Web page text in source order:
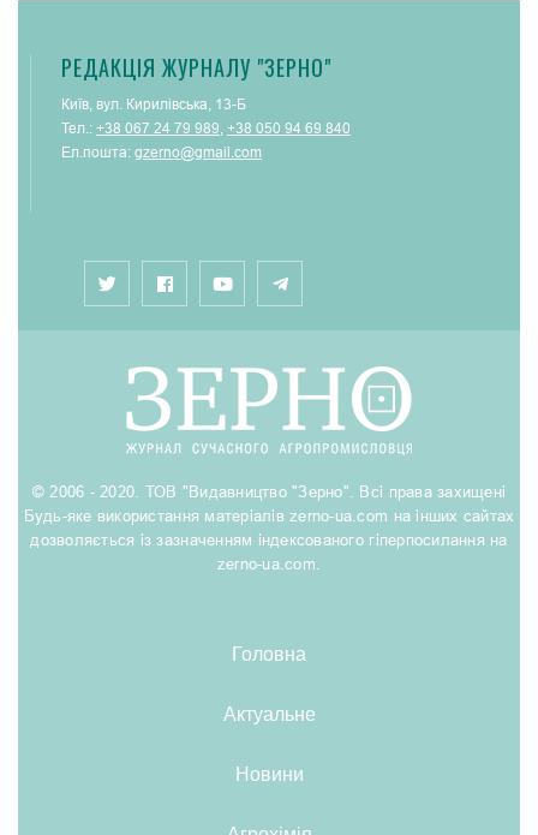
РЕДАКЦІЯ ЖУРНАЛУ "ЗЕРНО"
Київ, вул. Кирилівська, 13-Б
Тел.: +38 067 24 79 989 +38 050 94 69 840
Ел.пошта: gzerno@gmail.com
© 2006 - 2020. ТОВ "Видавництво "Зерно". Всі права захищені
Будь-яке використання матеріалів zerno-ua.com на інших сайтах
дозволяється із зазначенням індексованого гіперпосилання на
zerno-ua.com.
Головна
Актуальне
Новини